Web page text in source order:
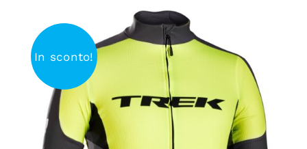
In sconto!